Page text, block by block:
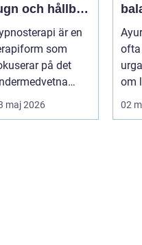
och hållbar
är en
som
på det
för att skapa
och hållb...
maj 2026
ofta
om
02